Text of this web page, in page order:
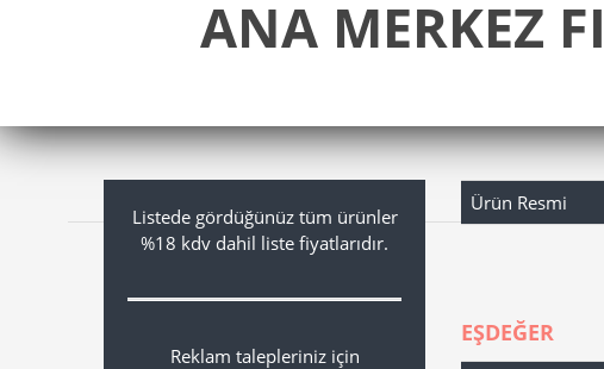
ANA MERKEZ
Listede gördüğünüz tüm ürünler
%18 kdv dahil liste fiyatlarıdır.
Reklam talepleriniz için
Ürün Resmi
EŞDEĞER